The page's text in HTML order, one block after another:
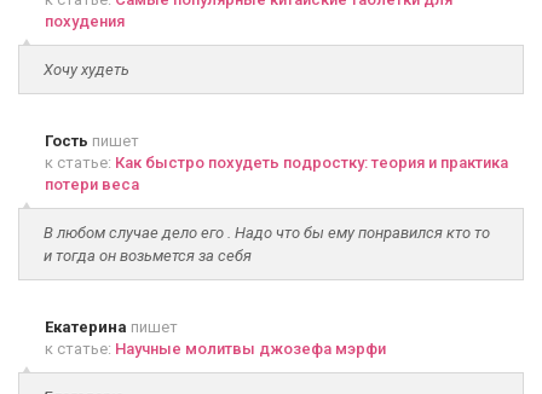
похудения
Хочу худеть
Гость пишет
к статье: Как быстро похудеть подростку: теория и практика
потери веса
В любом случае дело его . Надо что бы ему понравился кто то
и тогда он возьмется за себя
Екатерина пишет
к статье: Научные молитвы джозефа мэрфи